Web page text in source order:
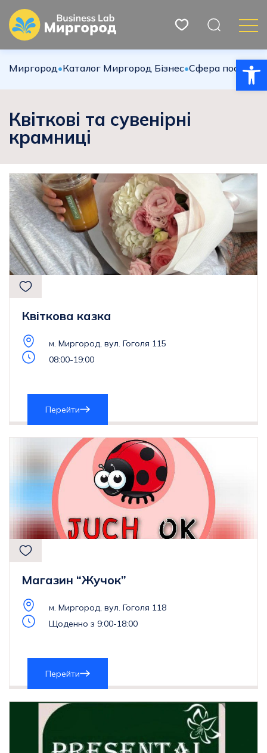
Миргород•Каталог Миргород Бізнес•Сфера послуг•
Квіткові та сувенірні
крамниці
Квіткова казка
м. Миргород, вул. Гоголя 115
08:00-19:00
Перейти
Магазин “Жучок”
м. Миргород, вул. Гоголя 118
Щоденно з 9:00-18:00
Перейти